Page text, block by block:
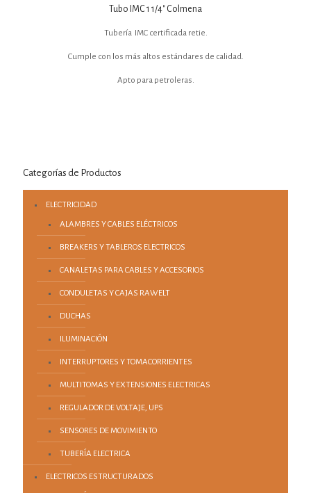
Tubo IMC 1 1/4″ Colmena
Tubería IMC certificada retie.
Cumple con los más altos estándares de calidad.
Apto para petroleras.
Categorías de Productos
ELECTRICIDAD
ALAMBRES Y CABLES ELÉCTRICOS
BREAKERS Y TABLEROS ELECTRICOS
CANALETAS PARA CABLES Y ACCESORIOS
CONDULETAS Y CAJAS RAWELT
DUCHAS
ILUMINACIÓN
INTERRUPTORES Y TOMACORRIENTES
MULTITOMAS Y EXTENSIONES ELECTRICAS
REGULADOR DE VOLTAJE, UPS
SENSORES DE MOVIMIENTO
TUBERÍA ELECTRICA
ELECTRICOS ESTRUCTURADOS